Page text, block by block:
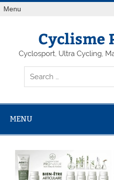
Menu
Cyclisme
Cyclosport, Ultra Cycling,
MENU